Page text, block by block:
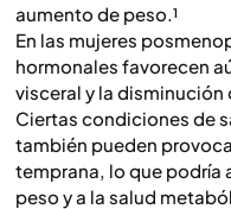
aumento de peso.¹
En las mujeres
hormonales favorecen
visceral y la disminución
Ciertas condiciones de
también pueden
temprana, lo que podría
peso y a la salud